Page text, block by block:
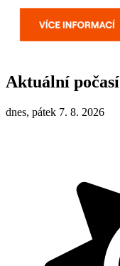
Aktuální počasí
dnes, pátek 7. 8. 2026